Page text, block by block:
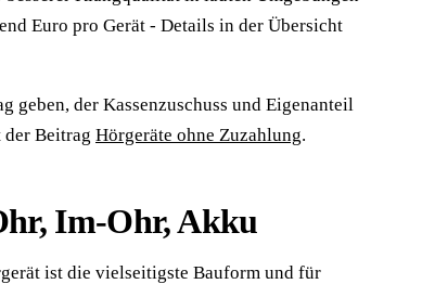
Euro pro Gerät - Details in der Übersicht
geben, der Kassenzuschuss und Eigenanteil
der Beitrag Hörgeräte ohne Zuzahlung.
Im-Ohr, Akku
ist die vielseitigste Bauform und für